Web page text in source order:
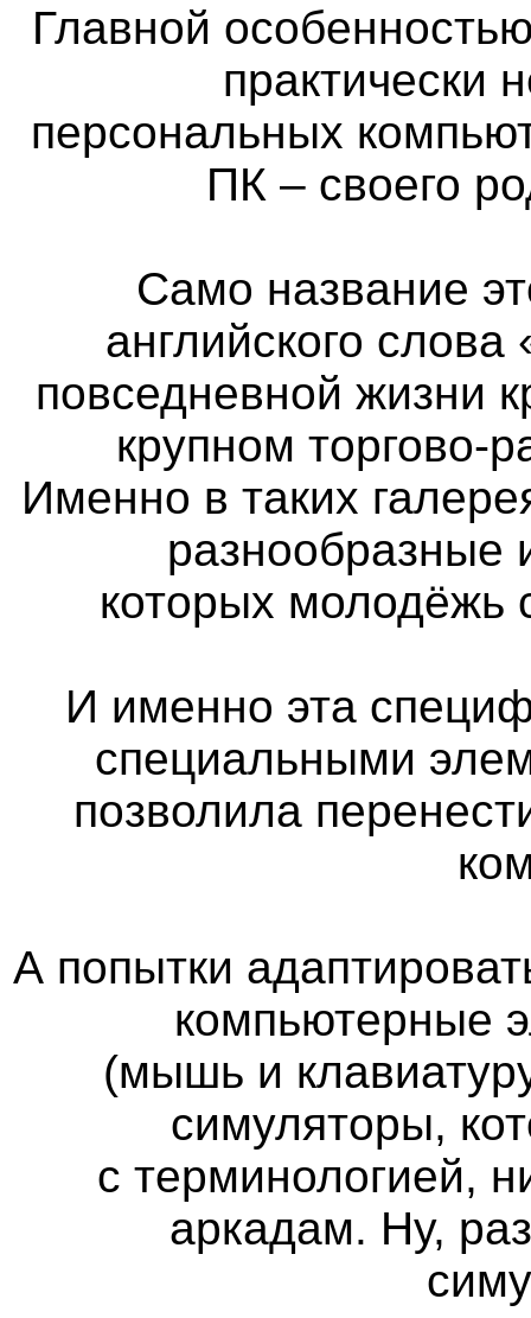
Главной
практически
персональных
ПК – своего
Само название
английского
повседневной жизни
крупном торгово-
Именно в таких
разнообразные
которых молодёжь
И именно эта
специальными
позволила
А попытки
компьютерные
(мышь и
симуляторы,
с терминологией,
аркадам. Ну,